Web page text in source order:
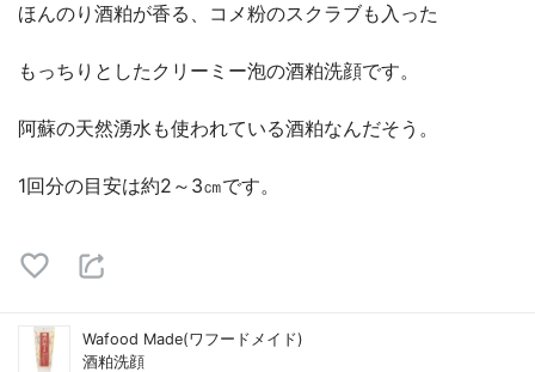
ほんのり酒粕が香る、コメ粉のスクラブも入った
もっちりとしたクリーミー泡の酒粕洗顔です。
阿蘇の天然湧水も使われている酒粕なんだそう。
1回分の目安は約2～3㎝です。
Wafood Made(ワフードメイド)
酒粕洗顔